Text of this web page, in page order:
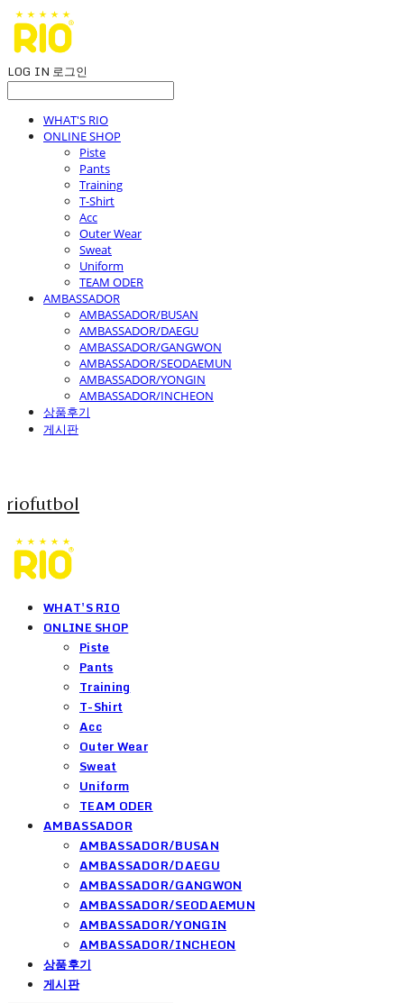
LOG IN 로그인
WHAT'S RIO
ONLINE SHOP
Piste
Pants
Training
T-Shirt
Acc
Outer Wear
Sweat
Uniform
TEAM ODER
AMBASSADOR
AMBASSADOR/BUSAN
AMBASSADOR/DAEGU
AMBASSADOR/GANGWON
AMBASSADOR/SEODAEMUN
AMBASSADOR/YONGIN
AMBASSADOR/INCHEON
상품후기
게시판
riofutbol
WHAT'S RIO
ONLINE SHOP
Piste
Pants
Training
T-Shirt
Acc
Outer Wear
Sweat
Uniform
TEAM ODER
AMBASSADOR
AMBASSADOR/BUSAN
AMBASSADOR/DAEGU
AMBASSADOR/GANGWON
AMBASSADOR/SEODAEMUN
AMBASSADOR/YONGIN
AMBASSADOR/INCHEON
상품후기
게시판